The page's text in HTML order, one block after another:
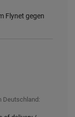
Flynet gegen
Deutschland: